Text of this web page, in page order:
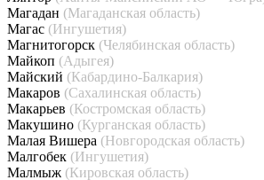
Магадан (Магаданская область)
Магас (Ингушетия)
Магнитогорск (Челябинская область)
Майкоп (Адыгея)
Майский (Кабардино-Балкария)
Макаров (Сахалинская область)
Макарьев (Костромская область)
Макушино (Курганская область)
Малая Вишера (Новгородская область)
Малгобек (Ингушетия)
Малмыж (Кировская область)